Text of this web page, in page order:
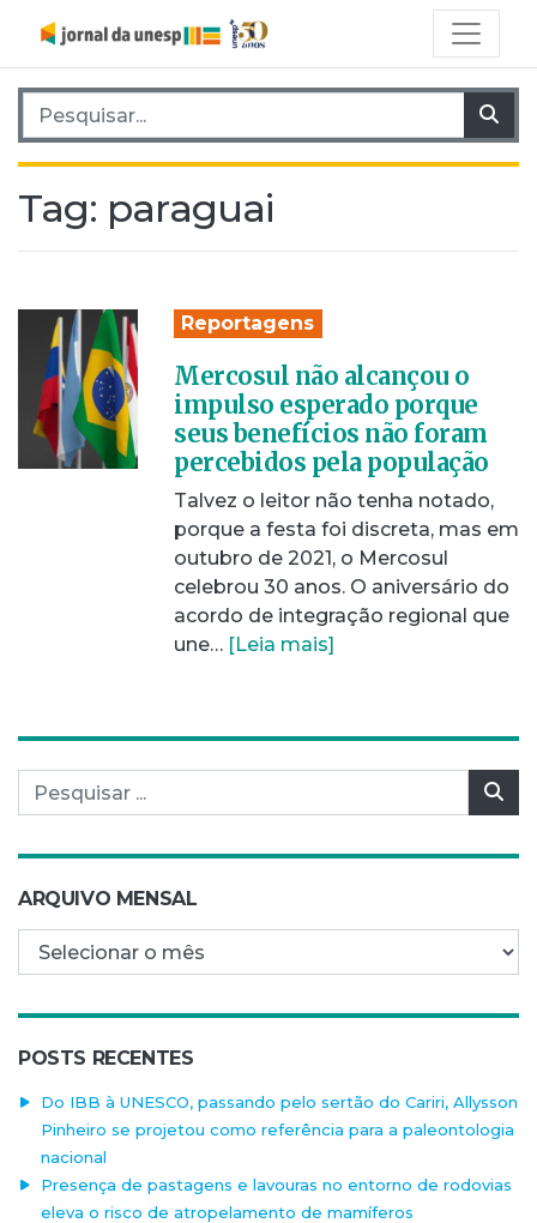
Pesquisar por:
Tag: paraguai
Reportagens
Mercosul não alcançou o
impulso esperado porque
seus benefícios não foram
percebidos pela população
Talvez o leitor não tenha notado,
porque a festa foi discreta, mas em
outubro de 2021, o Mercosul
celebrou 30 anos. O aniversário do
acordo de integração regional que
une… [Leia mais]
Pesquisar por:
ARQUIVO MENSAL
Arquivo mensal
POSTS RECENTES
Do IBB à UNESCO, passando pelo sertão do Cariri, Allysson
Pinheiro se projetou como referência para a paleontologia
nacional
Presença de pastagens e lavouras no entorno de rodovias
eleva o risco de atropelamento de mamíferos